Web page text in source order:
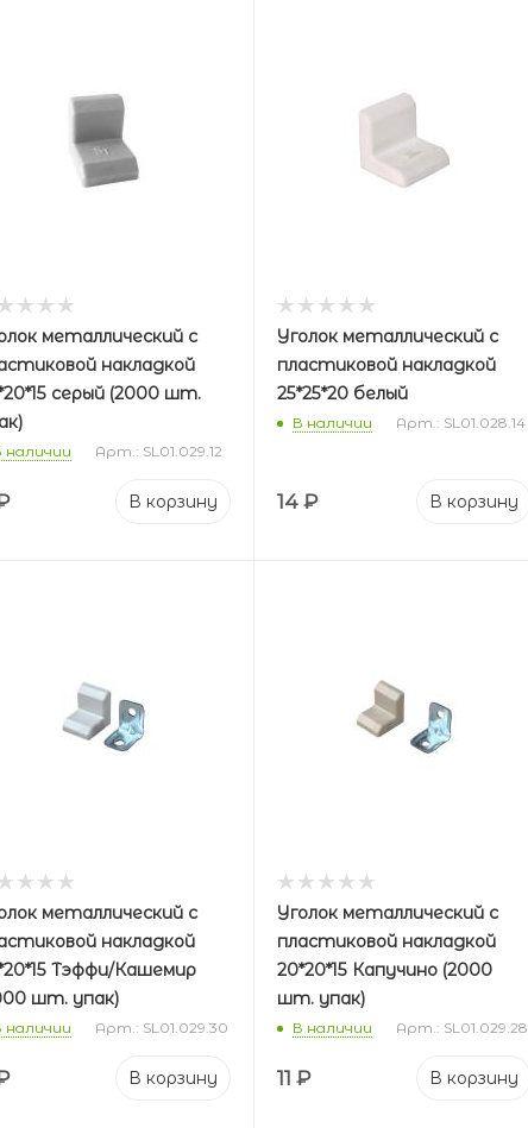
металлический с
накладкой
серый (2000 шт.
наличии Арт.: SL01.029.12
В корзину
Уголок металлический с
пластиковой накладкой
25*25*20 белый
В наличии Арт.: SL01.028.14
14 ₽ В корзину
металлический с
накладкой
Тэффи/Кашемир
шт. упак)
наличии Арт.: SL01.029.30
В корзину
Уголок металлический с
пластиковой накладкой
20*20*15 Капучино (2000
шт. упак)
В наличии Арт.: SL01.029.28
11 ₽ В корзину